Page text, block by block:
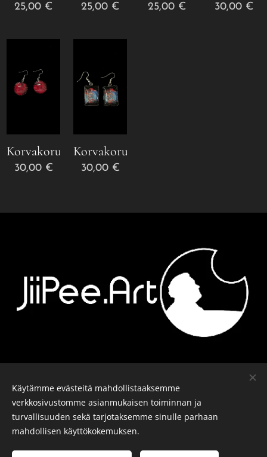
25,00 € 25,00 € 25,00 € 30,00€
Korvakorut
30,00€
Korvakorut
30,00€
Tiedosuojalomake
© J-P Metsävainio. Kaikki oikeudet pidätetään.
Käytämme evästeitä mahdollistaaksemme
verkkosivustomme asianmukaisen toiminnan ja
turvallisuuden sekä tarjotaksemme sinulle parhaan
mahdollisen käyttökokemuksen.